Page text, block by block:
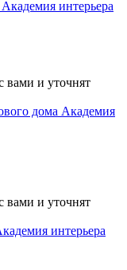
вами и уточнят
вами и уточнят